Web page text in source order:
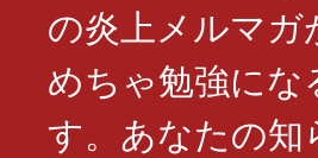
の炎上メルマガ
めちゃ勉強にな
す。あなたの知